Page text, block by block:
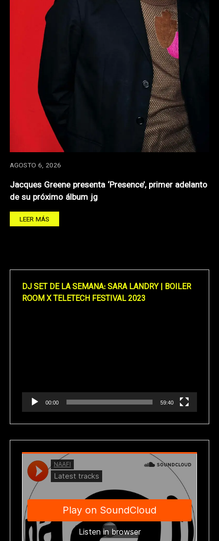
AGOSTO 6, 2026
Jacques Greene presenta ‘Presence’, primer adelanto
de su próximo álbum jg
LEER MÁS
DJ SET DE LA SEMANA: SARA LANDRY | BOILER
ROOM X TELETECH FESTIVAL 2023
00:00 59:40